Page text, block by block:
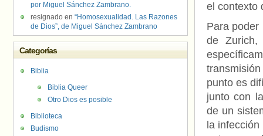
el contexto
Para poder
de
punto es
junto con
de un
la
por Miguel Sánchez Zambrano.
resignado en “Homosexualidad. Las Razones
de Dios”, de Miguel Sánchez Zambrano
Categorías
Biblia
Biblia Queer
Otro Dios es posible
Biblioteca
Budismo